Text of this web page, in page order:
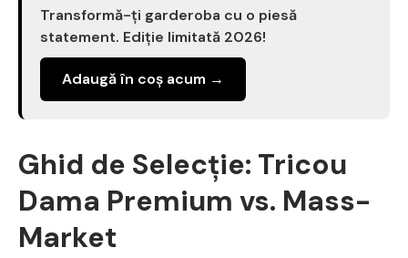
Transformă-ți garderoba cu o piesă
statement. Ediție limitată 2026!
Adaugă în coș acum →
Ghid de Selecție: Tricou
Dama Premium vs. Mass-
Market